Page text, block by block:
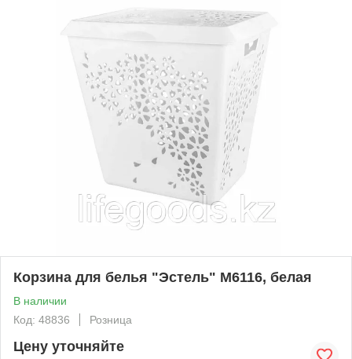
Корзина для белья "Эстель" М6116, белая
В наличии
Код: 48836
Розница
Цену уточняйте